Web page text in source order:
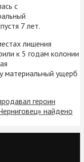
с
7 лет.
лишения
к 5 годам колонии
материальный ущерб
героин
найдено